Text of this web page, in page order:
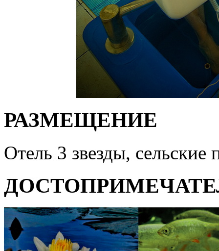
РАЗМЕЩЕНИЕ
Отель 3 звезды,